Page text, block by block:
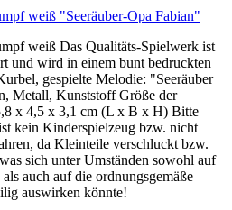
weiß "Seeräuber-Opa Fabian"
weiß Das Qualitäts-Spielwerk ist
und wird in einem bunt bedruckten
gespielte Melodie: "Seeräuber
Metall, Kunststoff Größe der
x 4,5 x 3,1 cm (L x B x H) Bitte
kein Kinderspielzeug bzw. nicht
da Kleinteile verschluckt bzw.
sich unter Umständen sowohl auf
auch auf die ordnungsgemäße
auswirken könnte!